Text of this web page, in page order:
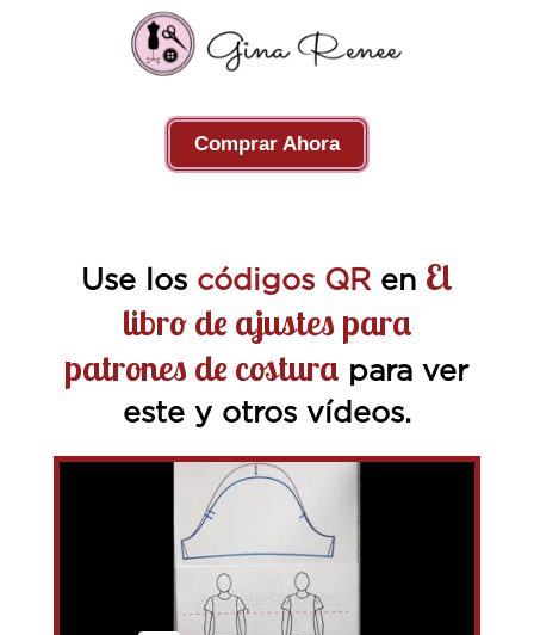
Comprar Ahora
Use los códigos QRen El
libro de ajustes para
patrones de costura para ver
este y otros vídeos.